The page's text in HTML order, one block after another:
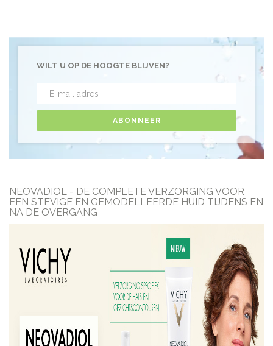
WILT U OP DE HOOGTE BLIJVEN?
ABONNEER
NEOVADIOL - DE COMPLETE VERZORGING VOOR
EEN STEVIGE EN GEMODELLEERDE HUID TIJDENS EN
NA DE OVERGANG